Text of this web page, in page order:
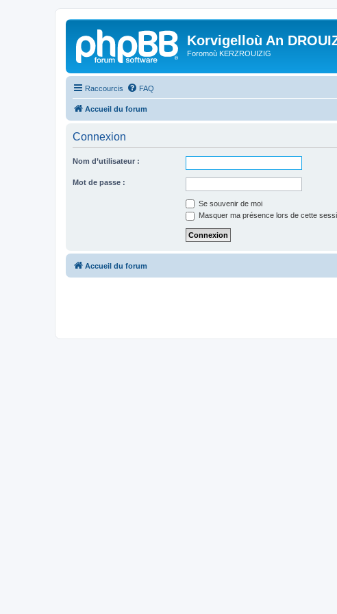
Korvigelloù An
Foromoù KERZROUIZIG
Raccourcis FAQ
Accueil du forum
Connexion
Nom d’utilisateur :
Mot de passe :
Se souvenir de moi
Masquer ma présence lors de cette
Accueil du forum